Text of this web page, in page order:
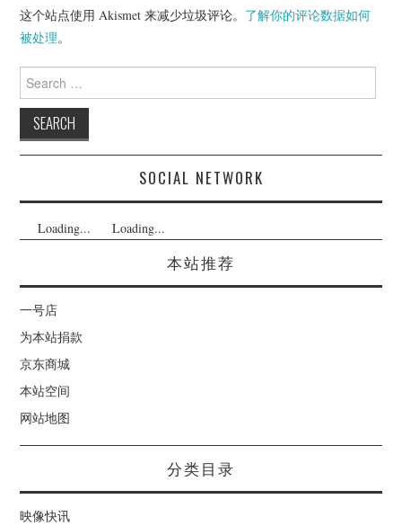
这个站点使用 Akismet 来减少垃圾评论。 了解你的评论数据如何
被处理。
Search
for:
SOCIAL NETWORK
Loading... Loading...
本站推荐
一号店
为本站捐款
京东商城
本站空间
网站地图
分类目录
映像快讯